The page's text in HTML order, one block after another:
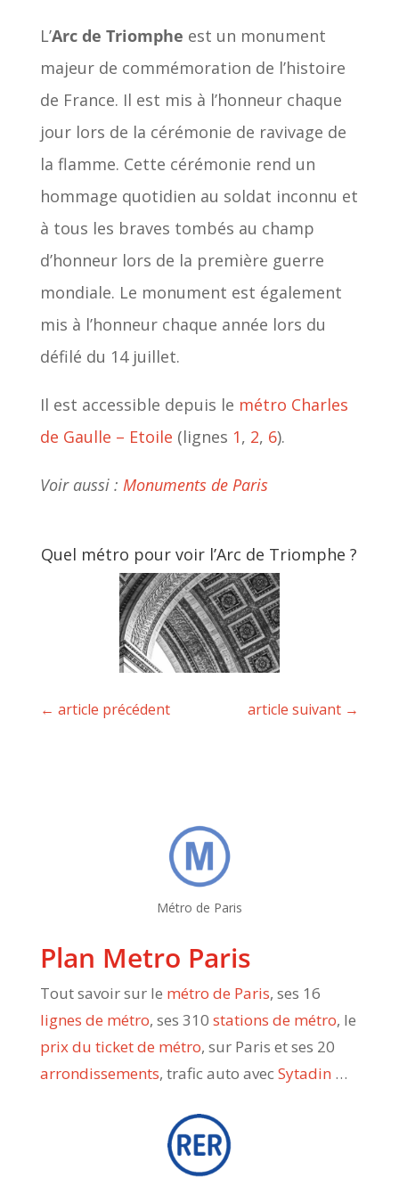
L’Arc de Triomphe est un monument
majeur de commémoration de l’histoire
de France. Il est mis à l’honneur chaque
jour lors de la cérémonie de ravivage de
la flamme. Cette cérémonie rend un
hommage quotidien au soldat inconnu et
à tous les braves tombés au champ
d’honneur lors de la première guerre
mondiale. Le monument est également
mis à l’honneur chaque année lors du
défilé du 14 juillet.
Il est accessible depuis le métro Charles
de Gaulle – Etoile (lignes 1, 2, 6).
Voir aussi : Monuments de Paris
Quel métro pour voir l’Arc de Triomphe ?
← article précédent article suivant →
Métro de Paris
Plan Metro Paris
Tout savoir sur le métro de Paris, ses 16
lignes de métro, ses 310 stations de métro, le
prix du ticket de métro, sur Paris et ses 20
arrondissements, trafic auto avec Sytadin …